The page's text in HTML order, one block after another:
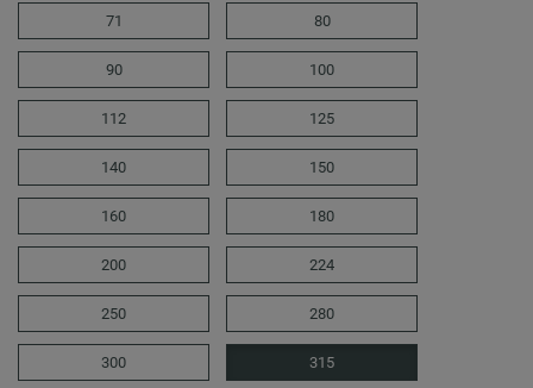
71 80
90 100
112 125
140 150
160 180
200 224
250 280
300 315